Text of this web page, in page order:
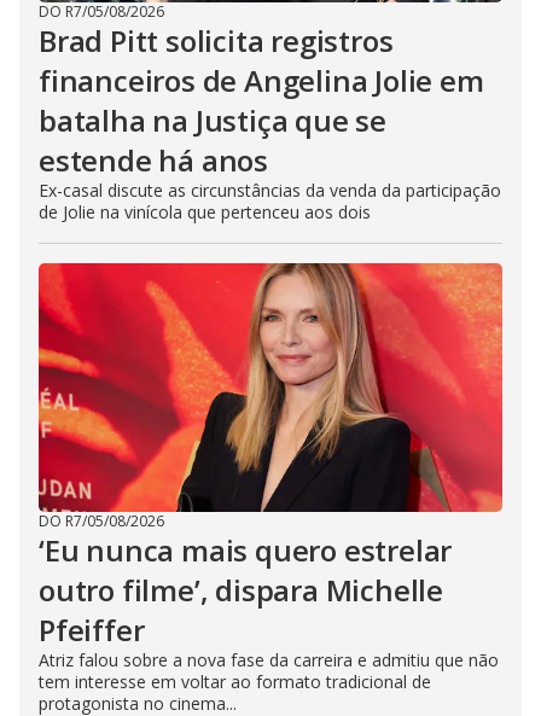
DO R7/05/08/2026
Brad Pitt solicita registros
financeiros de Angelina Jolie em
batalha na Justiça que se
estende há anos
Ex-casal discute as circunstâncias da venda da participação
de Jolie na vinícola que pertenceu aos dois
DO R7/05/08/2026
‘Eu nunca mais quero estrelar
outro filme’, dispara Michelle
Pfeiffer
Atriz falou sobre a nova fase da carreira e admitiu que não
tem interesse em voltar ao formato tradicional de
protagonista no cinema...